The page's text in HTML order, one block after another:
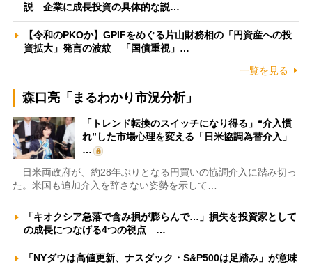
説 企業に成長投資の具体的な説…
【令和のPKOか】GPIFをめぐる片山財務相の「円資産への投
資拡大」発言の波紋 「国債重視」…
一覧を見る
森口亮「まるわかり市況分析」
「トレンド転換のスイッチになり得る」“介入慣
れ”した市場心理を変える「日米協調為替介入」
…
日米両政府が、約28年ぶりとなる円買いの協調介入に踏み切っ
た。米国も追加介入を辞さない姿勢を示して…
「キオクシア急落で含み損が膨らんで…」損失を投資家として
の成長につなげる4つの視点 …
「NYダウは高値更新、ナスダック・S&P500は足踏み」が意味